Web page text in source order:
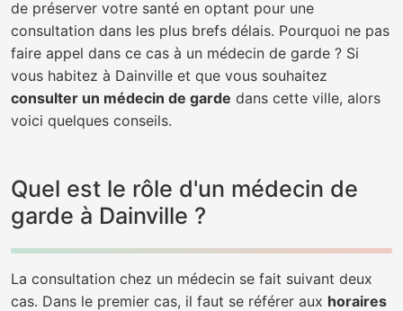
de préserver votre santé en optant pour une
consultation dans les plus brefs délais. Pourquoi ne pas
faire appel dans ce cas à un médecin de garde ? Si
vous habitez à Dainville et que vous souhaitez
consulter un médecin de garde dans cette ville, alors
voici quelques conseils.
Quel est le rôle d'un médecin de
garde à Dainville ?
La consultation chez un médecin se fait suivant deux
cas. Dans le premier cas, il faut se référer aux horaires